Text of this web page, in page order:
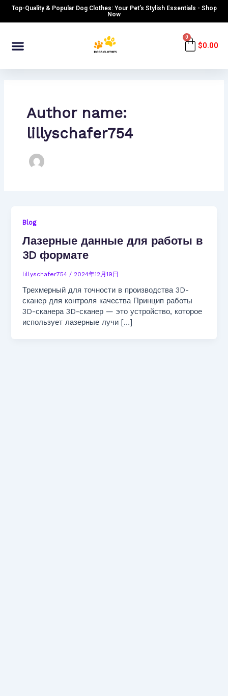
SkipTop-Quality & Popular Dog Clothes: Your Pet’s Stylish Essentials - Shop
Now
Menu $0.00
0 Cart
Author name:
lillyschafer754
Blog
Лазерные данные для работы в
3D формате
lillyschafer754/ 2024年12月19日
Трехмерный для точности в производства 3D-
сканер для контроля качества Принцип работы
3D-сканера 3D-сканер — это устройство, которое
использует лазерные лучи […]